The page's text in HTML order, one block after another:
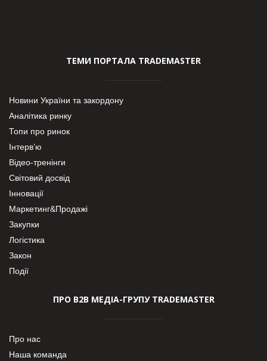
ТЕМИ ПОРТАЛА TRADEMASTER
Новини України та закордону
Аналітика ринку
Топи про ринок
Інтерв’ю
Відео-тренінги
Світовий досвід
Інновації
Маркетинг&Продажі
Закупки
Логістика
Закон
Події
ПРО В2В МЕДІА-ГРУПУ TRADEMASTER
Про нас
Наша команда